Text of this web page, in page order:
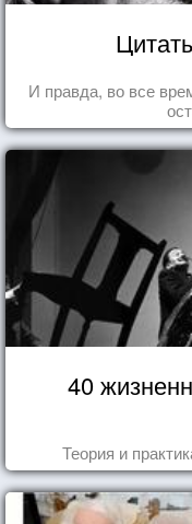
И правда, во все
40
Теория и